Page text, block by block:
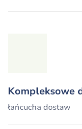
Kompleksowe
łańcucha dostaw